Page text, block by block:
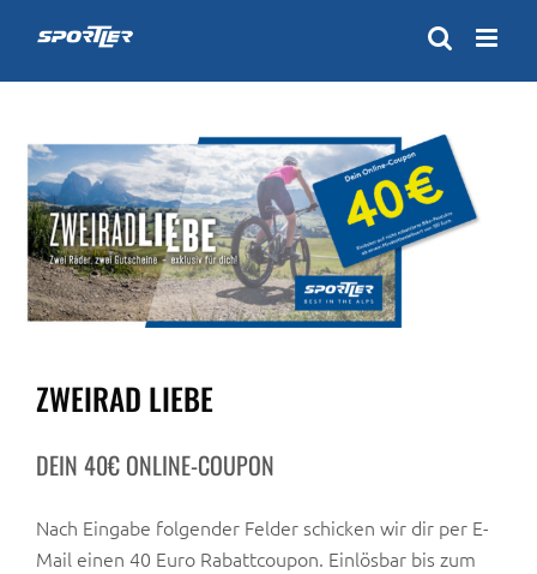
Inhalt
springen
ZWEIRAD LIEBE
DEIN 40€ ONLINE-COUPON
Nach Eingabe folgender Felder schicken wir dir per E-
Mail einen 40 Euro Rabattcoupon. Einlösbar bis zum